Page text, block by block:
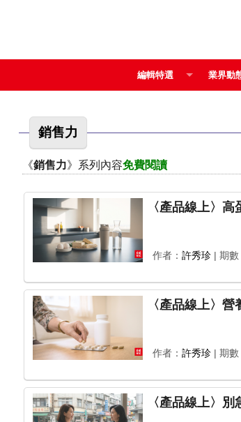
編輯特選 業界動
銷售力
《銷售力》系列內容免費閱讀
〈產品線上〉
作者： 許秀珍 | 期數
作者： 許秀珍 | 期數
〈產品線上〉